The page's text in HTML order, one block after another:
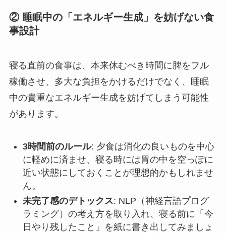
② 睡眠中の「エネルギー生成」を妨げない食
事設計
寝る直前の食事は、本来休むべき時間に脾をフル
稼働させ、多大な負担をかけるだけでなく、睡眠
中の貴重なエネルギー生成を妨げてしまう可能性
があります。
3時間前のルール: 夕食は消化の良いものを中心
に軽めに済ませ、寝る時には胃の中を空っぽに
近い状態にしておくことが理想的かもしれませ
ん。
未完了感のデトックス: NLP（神経言語プログ
ラミング）の考え方を取り入れ、寝る前に「今
日やり残したこと」を紙に書き出してみましょ